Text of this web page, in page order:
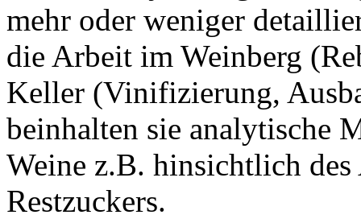
mehr oder weniger
die Arbeit im Weinberg
Keller (Vinifizierung,
beinhalten sie analytische
Weine z.B. hinsichtlich
Restzuckers.